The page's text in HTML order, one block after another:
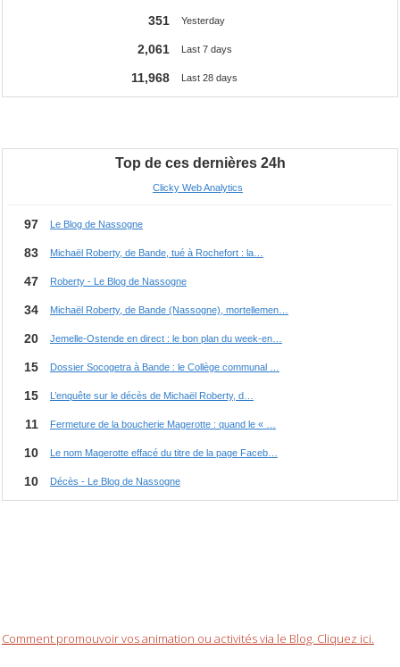
Comment promouvoir vos animation ou activités via le Blog. Cliquez ici.